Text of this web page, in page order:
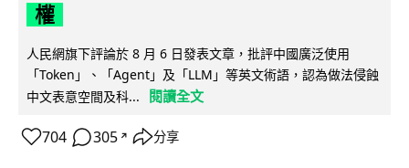
權
人民網旗下評論於 8 月 6 日發表文章，批評中國廣泛使用
「Token」、「Agent」及「LLM」等英文術語，認為做法侵蝕
中文表意空間及科...
閱讀全文
704 305 ↗ 分享